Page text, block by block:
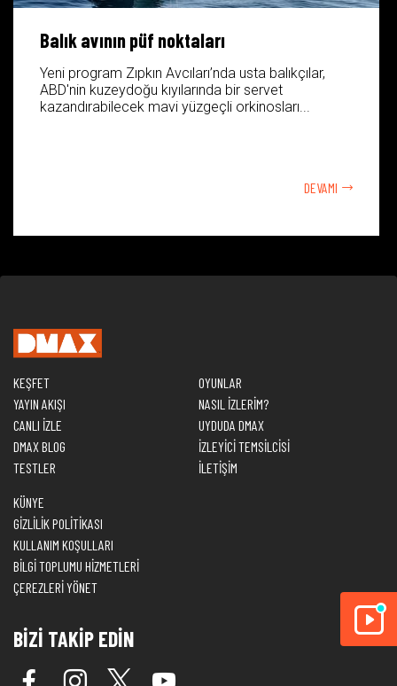
Balık avının püf noktaları
Yeni program Zıpkın Avcıları’nda usta balıkçılar,
ABD'nin kuzeydoğu kıyılarında bir servet
kazandırabilecek mavi yüzgeçli orkinosları...
DEVAMI
KEŞFET
YAYIN AKIŞI
CANLI İZLE
DMAX BLOG
TESTLER
OYUNLAR
NASIL İZLERİM?
UYDUDA DMAX
İZLEYİCİ TEMSİLCİSİ
İLETİŞİM
KÜNYE
GİZLİLİK POLİTİKASI
KULLANIM KOŞULLARI
BİLGİ TOPLUMU HİZMETLERİ
ÇEREZLERİ YÖNET
BİZİ TAKİP EDİN